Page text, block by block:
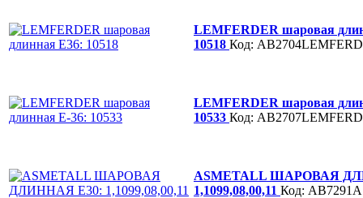
LEMFERDER шаровая
10518 Код:
LEMFERDER шаровая
10533 Код:
ASMETALL ШАРОВАЯ
1,1099,08,00,11 Код: